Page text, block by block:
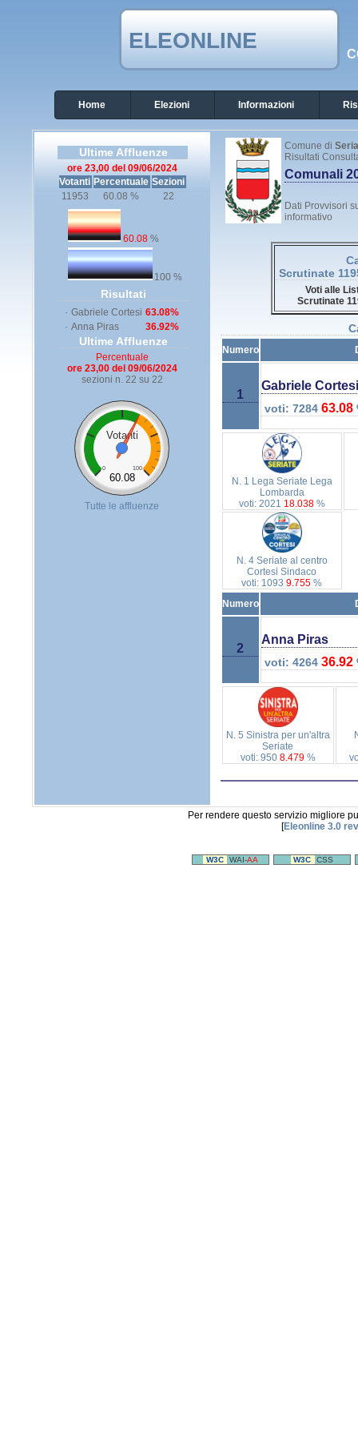
ELEONLINE
Home Elezioni Informazioni
Ultime Affluenze
ore 23,00 del 09/06/2024
Votanti Percentuale Sezioni
11953
60.08 % 22
60.08%
100 %
Risultati
· Gabriele Cortesi 63.08%
· Anna Piras 36.92%
Ultime Affluenze
Percentuale
ore 23,00 del 09/06/2024
sezioni n. 22 su 22
Votanti
0 100
60.08
Tutte le affluenze
Comune di
Risultati
Comunali
Dati Provvisori
informativo
Scrutinate
Voti alle
Scrutinate
Numero
1
Gabriele Cortesi
voti: 7284 63.08
N. 1 Lega Seriate Lega
Lombarda
voti: 2021 18.038 %
N. 4 Seriate al centro
Cortesi Sindaco
voti: 10939.755%
Numero
2
Anna Piras
voti: 4264 36.92
N. 5 Sinistra per un'altra
Seriate
voti: 950 8.479 %
Per rendere questo servizio migliore
[Eleonline 3.0
W3C WAI-AA W3C CSS